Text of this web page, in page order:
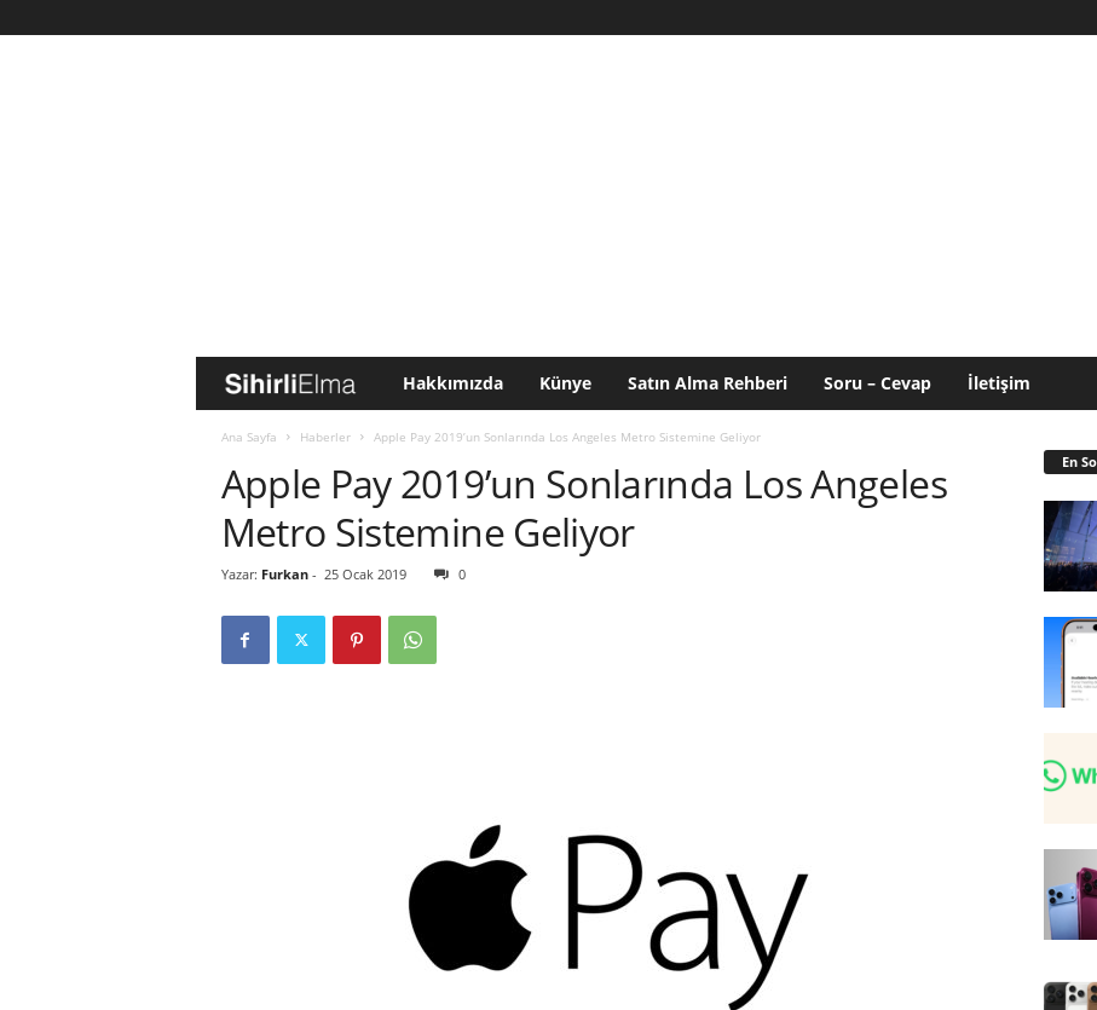
i
h
i
Hakkımızda Künye Satın Alma Rehberi Soru – Cevap İletişim
Ana Sayfa Haberler Apple Pay 2019’un Sonlarında Los Angeles Metro Sistemine Geliyor
Apple Pay 2019’un Sonlarında Los Angeles
Metro Sistemine Geliyor
Yazar: Furkan- 25 Ocak 2019 0
En